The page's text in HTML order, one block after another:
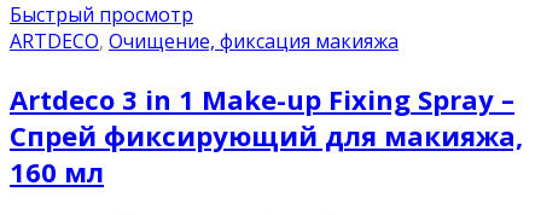
Быстрый просмотр
ARTDECO, Очищение, фиксация макияжа
Artdeco 3 in 1 Make-up Fixing Spray –
Спрей фиксирующий для макияжа,
160 мл